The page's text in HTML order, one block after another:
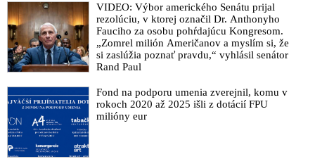
VIDEO: Výbor amerického Senátu prijal
rezolúciu, v ktorej označil Dr. Anthonyho
Fauciho za osobu pohŕdajúcu Kongresom.
„Zomrel milión Američanov a myslím si, že
si zaslúžia poznať pravdu,“ vyhlásil senátor
Rand Paul
Fond na podporu umenia zverejnil, komu v
rokoch 2020 až 2025 išli z dotácií FPU
milióny eur